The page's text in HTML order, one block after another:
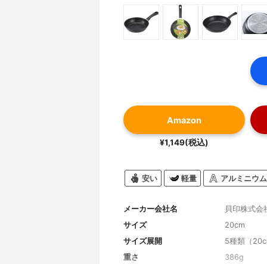
Amazon
¥1,149(税込)
安い 軽量 アルミニウ
メーカー会社名
貝印株式会
サイズ
20cm
サイズ展開
5種類（
重さ
386g